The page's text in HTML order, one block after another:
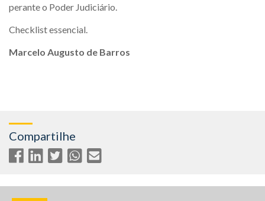
perante o Poder Judiciário.
Checklist essencial.
Marcelo Augusto de Barros
Compartilhe